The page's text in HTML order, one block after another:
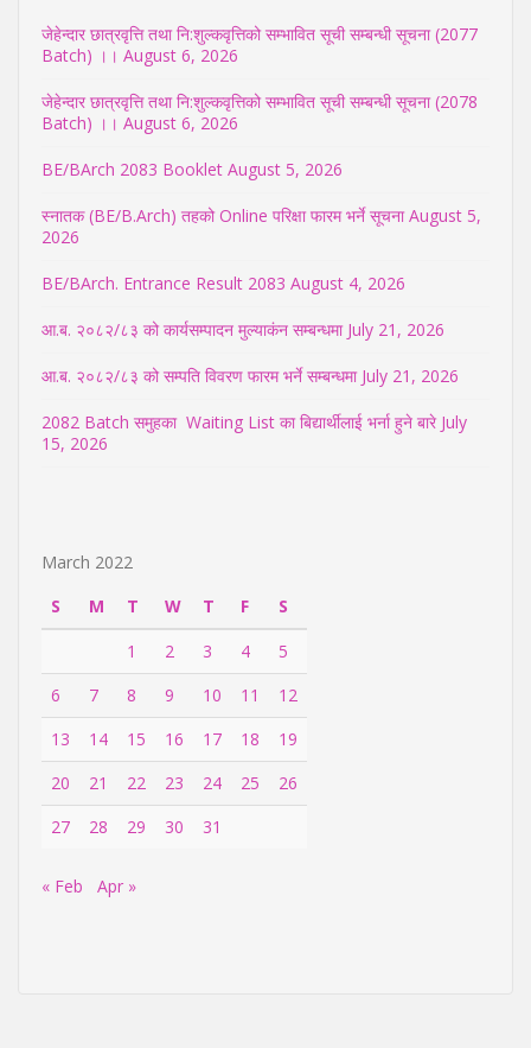
जेहेन्दार छात्रवृत्ति तथा नि:शुल्कवृत्तिको सम्भावित सूची सम्बन्धी सूचना (2077
Batch) ।। August 6, 2026
जेहेन्दार छात्रवृत्ति तथा नि:शुल्कवृत्तिको सम्भावित सूची सम्बन्धी सूचना (2078
Batch) ।। August 6, 2026
BE/BArch 2083 Booklet August 5, 2026
स्नातक (BE/B.Arch) तहको Online परिक्षा फारम भर्ने सूचना August 5,
2026
BE/BArch. Entrance Result 2083 August 4, 2026
आ.ब. २०८२/८३ को कार्यसम्पादन मुल्याकंन सम्बन्धमा July 21, 2026
आ.ब. २०८२/८३ को सम्पति विवरण फारम भर्ने सम्बन्धमा July 21, 2026
2082 Batch समुहका Waiting List का बिद्यार्थीलाई भर्ना हुने बारे July
15, 2026
March 2022
S
M T W T F
S
1
2 3 4
5
6
7 8 9 10 11
12
13
14 15 16 17 18
19
20
21 22 23 24 25
26
27
28 29 30 31
« Feb Apr »